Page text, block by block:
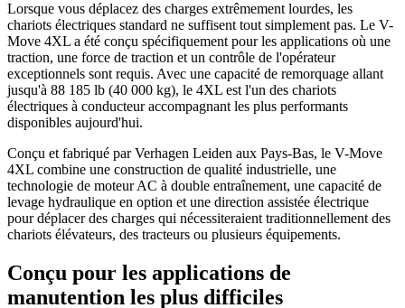
Lorsque vous déplacez des charges extrêmement lourdes, les
chariots électriques standard ne suffisent tout simplement pas. Le V-
Move 4XL a été conçu spécifiquement pour les applications où une
traction, une force de traction et un contrôle de l'opérateur
exceptionnels sont requis. Avec une capacité de remorquage allant
jusqu'à 88 185 lb (40 000 kg), le 4XL est l'un des chariots
électriques à conducteur accompagnant les plus performants
disponibles aujourd'hui.
Conçu et fabriqué par Verhagen Leiden aux Pays-Bas, le V-Move
4XL combine une construction de qualité industrielle, une
technologie de moteur AC à double entraînement, une capacité de
levage hydraulique en option et une direction assistée électrique
pour déplacer des charges qui nécessiteraient traditionnellement des
chariots élévateurs, des tracteurs ou plusieurs équipements.
Conçu pour les applications de
manutention les plus difficiles